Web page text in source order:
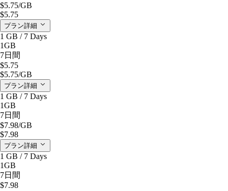
$5.75/GB
$5.75
プラン詳細
1 GB / 7 Days
1GB
7日間
$5.75
$5.75/GB
プラン詳細
1 GB / 7 Days
1GB
7日間
$7.98/GB
$7.98
プラン詳細
1 GB / 7 Days
1GB
7日間
$7.98